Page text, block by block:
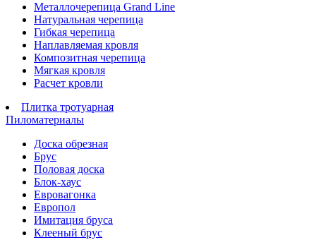
Металлочерепица Grand Line
Натуральная черепица
Гибкая черепица
Наплавляемая кровля
Композитная черепица
Мягкая кровля
Расчет кровли
Плитка тротуарная
Пиломатериалы
Доска обрезная
Брус
Половая доска
Блок-хаус
Евровагонка
Европол
Имитация бруса
Клееный брус